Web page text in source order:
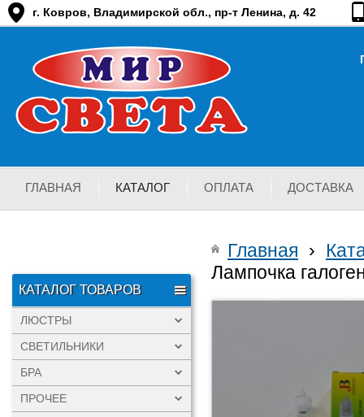
г. Ковров, Владимирской обл., пр-т Ленина, д. 42
ГЛАВНАЯ КАТАЛОГ ОПЛАТА ДОСТАВКА
КАТАЛОГ ТОВАРОВ
ЛЮСТРЫ
СВЕТИЛЬНИКИ
БРА
ПРОЧЕЕ
Главная ›
Лампочка